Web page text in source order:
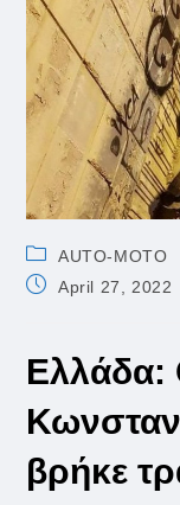
Post
category:
AUTO-MOTO
PostApril 27, 2022
Ελλάδα:
βρήκε